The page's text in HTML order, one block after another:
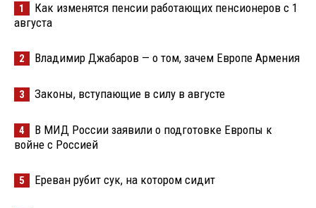
1
Как изменятся пенсии работающих пенсионеров с 1
августа
2 Владимир Джабаров — о том, зачем Европе Армения
3 Законы, вступающие в силу в августе
4
В МИД России заявили о подготовке Европы к
войне с Россией
5 Ереван рубит сук, на котором сидит